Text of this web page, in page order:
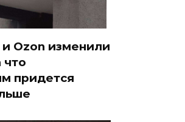
Ozon изменили
что
придется